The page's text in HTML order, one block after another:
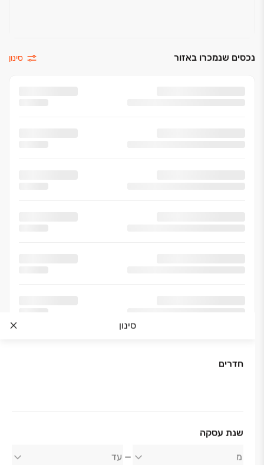
נכסים שנמכרו באזור סינון
סינון
חדרים
שנת עסקה